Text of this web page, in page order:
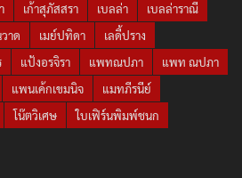
เก้าสุภัสสรา เบลล่า
เบลล่าราณี
าด เมย์ปทิดา
เลดี้ปราง
แป้งอรจิรา แพทณปภา
แพท ณปภา
แพนเค้กเขมนิจ
แมทภีรนีย์
โน๊ตวิเศษ
ใบเฟิร์นพิมพ์ชนก